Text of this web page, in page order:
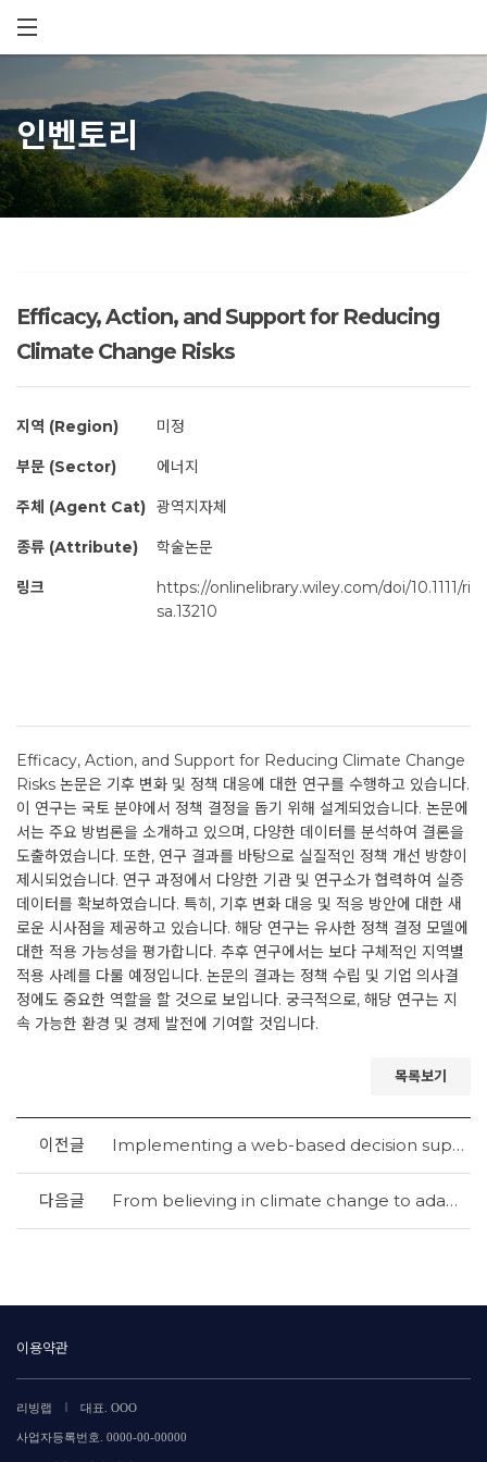
인벤토리
Efficacy, Action, and Support for Reducing
Climate Change Risks
지역 (Region) 미정
부문 (Sector) 에너지
주체 (Agent Cat) 광역지자체
종류 (Attribute) 학술논문
링크
https://onlinelibrary.wiley.com/doi/10.1111/ri
sa.13210
Efficacy, Action, and Support for Reducing Climate Change
Risks 논문은 기후 변화 및 정책 대응에 대한 연구를 수행하고 있습니다.
이 연구는 국토 분야에서 정책 결정을 돕기 위해 설계되었습니다. 논문에
서는 주요 방법론을 소개하고 있으며, 다양한 데이터를 분석하여 결론을
도출하였습니다. 또한, 연구 결과를 바탕으로 실질적인 정책 개선 방향이
제시되었습니다. 연구 과정에서 다양한 기관 및 연구소가 협력하여 실증
데이터를 확보하였습니다. 특히, 기후 변화 대응 및 적응 방안에 대한 새
로운 시사점을 제공하고 있습니다. 해당 연구는 유사한 정책 결정 모델에
대한 적용 가능성을 평가합니다. 추후 연구에서는 보다 구체적인 지역별
적용 사례를 다룰 예정입니다. 논문의 결과는 정책 수립 및 기업 의사결
정에도 중요한 역할을 할 것으로 보입니다. 궁극적으로, 해당 연구는 지
속 가능한 환경 및 경제 발전에 기여할 것입니다.
목록보기
이전글 Implementing a web-based decision support system for disaster logistics: A case study of an evacuation location assessment for Indonesia
다음글 From believing in climate change to adapting to climate change: The role of risk perception and efficacy beliefs
이용약관
리빙랩 | 대표. OOO
사업자등록번호. 0000-00-00000